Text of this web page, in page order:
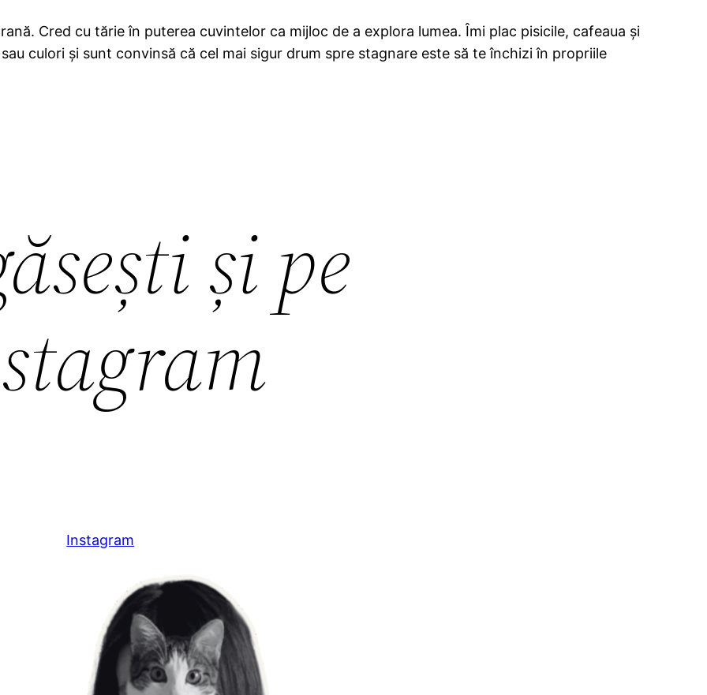
Cred cu tărie în puterea cuvintelor ca mijloc de a explora lumea. Îmi plac pisicile, cafeaua și
culori și sunt convinsă că cel mai sigur drum spre stagnare este să te închizi în propriile
și pe
Instagram